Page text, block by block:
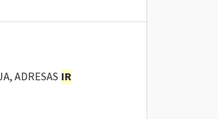
ADRESAS IR